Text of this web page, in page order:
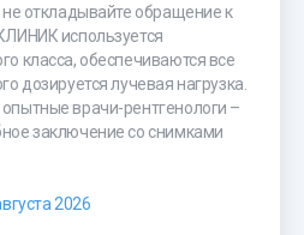
не откладывайте обращение к
используется
класса, обеспечиваются все
дозируется лучевая нагрузка.
врачи-рентгенологи –
заключение со снимками
2026